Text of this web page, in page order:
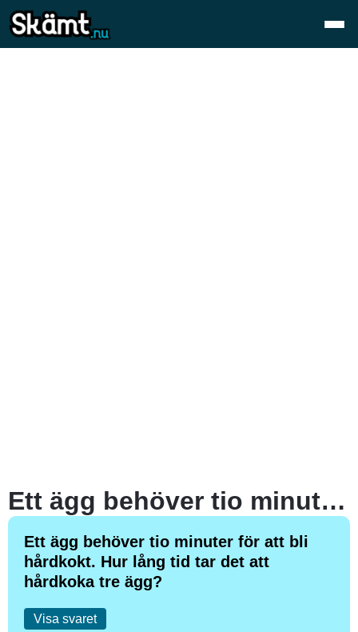
Ett ägg behöver tio minuter för att bli hårdkokt. Hur lång tid tar det att hårdkoka tre ägg?
Ett ägg behöver tio minuter för att bli
hårdkokt. Hur lång tid tar det att
hårdkoka tre ägg?
Visa svaret